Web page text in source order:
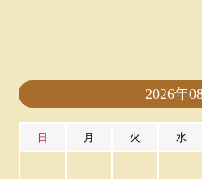
2026年
日 月 火 水